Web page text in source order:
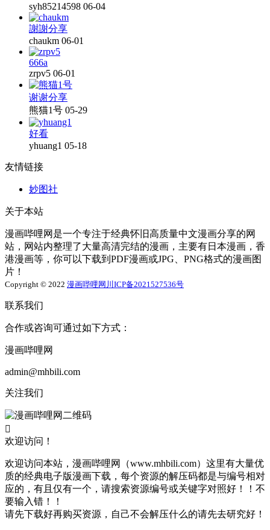
syh85214598 06-04
謝謝分享
chaukm 06-01
666a
zrpv5 06-01
谢谢分享
熊猫1号 05-29
好看
yhuang1 05-18
友情链接
妙图社
关于本站
漫画哔哩网是一个专注于经典怀旧高质量中文漫画分享的网
站，网站内整理了大量高清完结的漫画，主要有日本漫画，香
港漫画等，你可以下载到PDF漫画或JPG、PNG格式的漫画图
片！
Copyright © 2022 漫画哔哩网 川ICP备2021527536号
联系我们
合作或咨询可通过如下方式：
漫画哔哩网
admin@mhbili.com
关注我们

欢迎访问！
欢迎访问本站，漫画哔哩网（www.mhbili.com）这里有大量优
质的经典电子版漫画下载，每个资源的解压码都是与编号相对
应的，有且仅有一个，请搜索资源编号或关键字对照好！！不
要输入错！！
请先下载好再购买资源，自己不会解压什么的请先去研究好！